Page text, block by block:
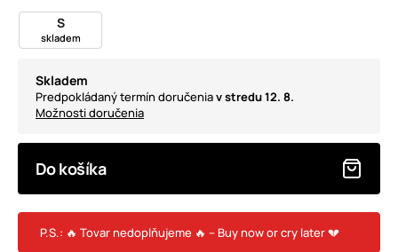
S
skladem
Skladem
Predpokládaný termín doručeniav stredu 12. 8.
Možnosti doručenia
Do košíka
P.S.: 🔥 Tovar nedoplňujeme 🔥 – Buy now or cry later 💔